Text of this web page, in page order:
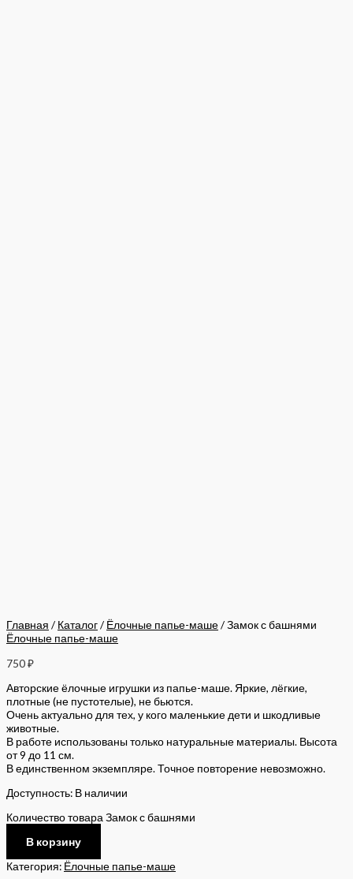
Главная / Каталог/ Ёлочные папье-маше/ Замок с башнями
Ёлочные папье-маше
750₽
Авторские ёлочные игрушки из папье-маше. Яркие, лёгкие,
плотные (не пустотелые), не бьются.
Очень актуально для тех, у кого маленькие дети и шкодливые
животные.
В работе использованы только натуральные материалы. Высота
от 9 до 11 см.
В единственном экземпляре. Точное повторение невозможно.
Доступность: В наличии
Количество товара Замок с башнями
В корзину
Категория: Ёлочные папье-маше